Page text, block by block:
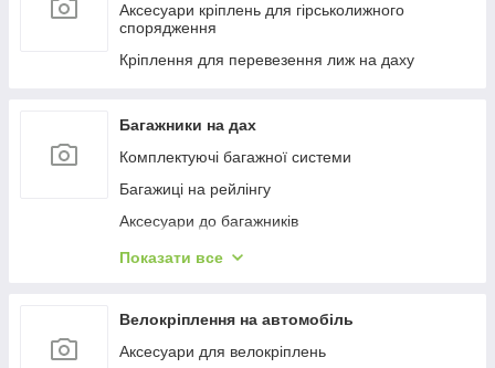
Аксесуари кріплень для гірськолижного
спорядження
Кріплення для перевезення лиж на даху
Багажники на дах
Комплектуючі багажної системи
Багажиці на рейлінгу
Аксесуари до багажників
Багажиці в штатне місце
Багажиці на інтегровані рейлінги
Багажники на водості
Показати все
Велокріплення на автомобіль
Аксесуари для велокріплень